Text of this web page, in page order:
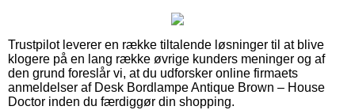
Trustpilot leverer en række tiltalende løsninger til at blive
klogere på en lang række øvrige kunders meninger og af
den grund foreslår vi, at du udforsker online firmaets
anmeldelser af Desk Bordlampe Antique Brown – House
Doctor inden du færdiggør din shopping.